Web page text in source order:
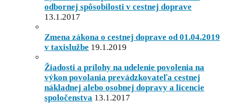
odbornej spôsobilosti v cestnej doprave
13.1.2017
Zmena zákona o cestnej doprave od 01.04.2019
v taxislužbe 19.1.2019
Žiadosti a prílohy na udelenie povolenia na
výkon povolania prevádzkovateľa cestnej
nákladnej alebo osobnej dopravy a licencie
spoločenstva 13.1.2017